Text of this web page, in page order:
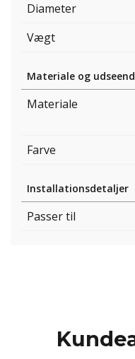
Diameter
Vægt
Materiale og
Materiale
Farve
Installationsdetaljer
Passer til